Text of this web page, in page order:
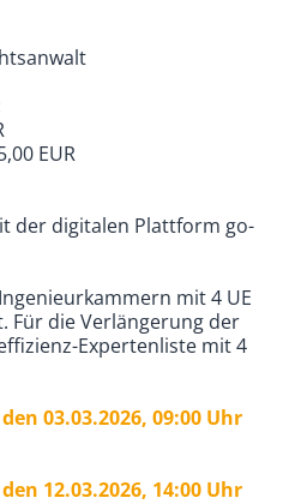
EUR
der digitalen Plattform go-
mit 4 UE
Für die Verlängerung der
Expertenliste mit 4
03.03.2026, 09:00 Uhr
12.03.2026, 14:00 Uhr